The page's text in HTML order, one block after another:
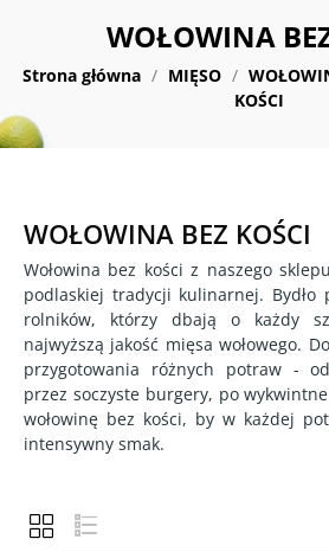
WOŁOWINA
Strona główna MIĘSO
KOŚCI
WOŁOWINA BEZ KOŚCI
Wołowina bez kości z naszego
podlaskiej tradycji kulinarnej. Bydło
rolników, którzy dbają o każdy
najwyższą jakość mięsa wołowego.
przygotowania różnych potraw -
przez soczyste burgery, po
wołowinę bez kości, by w każdej
intensywny smak.